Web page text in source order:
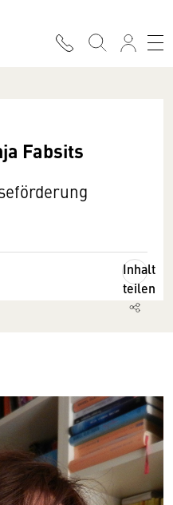
Fabsits
Inhalt
teilen